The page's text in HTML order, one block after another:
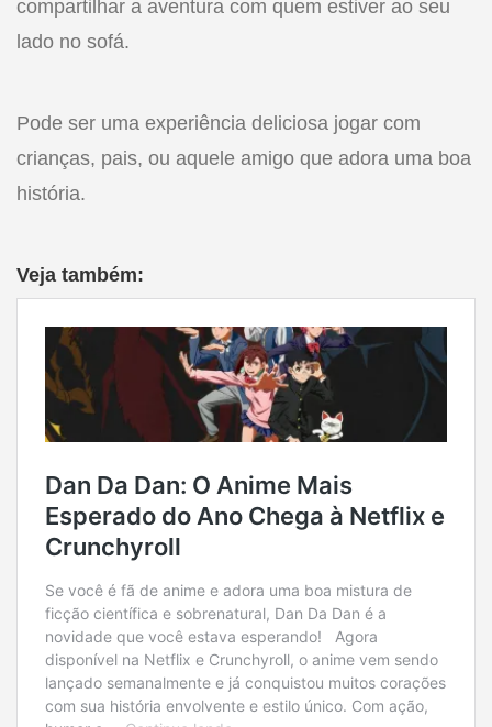
compartilhar a aventura com quem estiver ao seu
lado no sofá.
Pode ser uma experiência deliciosa jogar com
crianças, pais, ou aquele amigo que adora uma boa
história.
Veja também: